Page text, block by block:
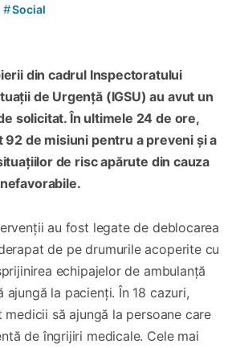
#Social
din cadrul Inspectoratului
de Urgență (IGSU) au avut un
solicitat. În ultimele 24 de ore,
92 de misiuni pentru a preveni și a
de risc apărute din cauza
au fost legate de deblocarea
de pe drumurile acoperite cu
echipajelor de ambulanță
ajungă la pacienți. În 18 cazuri,
să ajungă la persoane care
de îngrijiri medicale. Cele mai